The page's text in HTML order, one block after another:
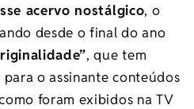
acervo nostálgico, o
desde o final do ano
, que tem
o assinante conteúdos
foram exibidos na TV